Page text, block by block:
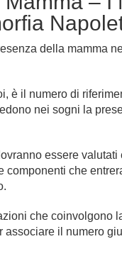
della mamma
è il numero di
nei sogni la
essere valutati
componenti che
che coinvolgono
associare il numero